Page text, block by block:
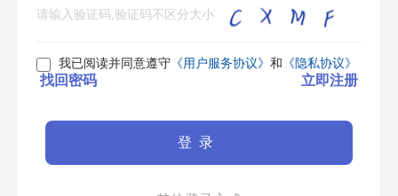
我已阅读并同意遵守《用户服务协议》 和 《隐私协议》
找回密码 立即注册
登录